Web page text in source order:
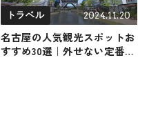
トラベル 2024.11.20
名古屋の人気観光スポットお
すすめ30選｜外せない定番・